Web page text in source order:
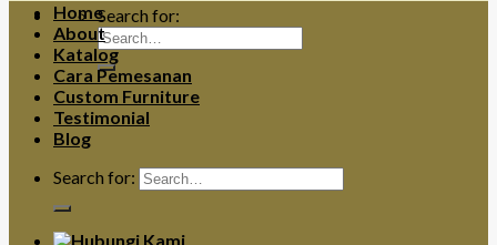
Search for:
Home
About
Katalog
Cara Pemesanan
Custom Furniture
Testimonial
Blog
Search for: